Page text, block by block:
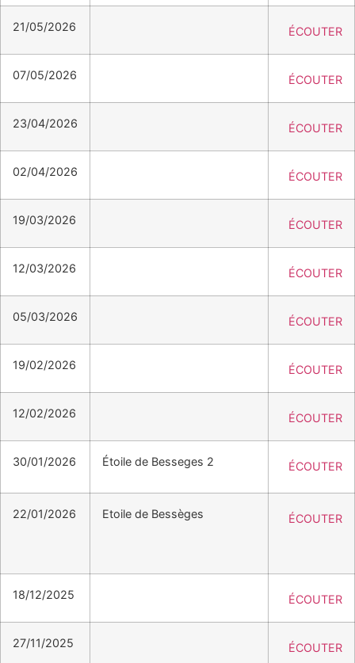
21/05/2026 ÉCOUTER
07/05/2026 ÉCOUTER
23/04/2026 ÉCOUTER
02/04/2026 ÉCOUTER
19/03/2026 ÉCOUTER
12/03/2026 ÉCOUTER
05/03/2026 ÉCOUTER
19/02/2026 ÉCOUTER
12/02/2026 ÉCOUTER
30/01/2026 Étoile de Besseges 2 ÉCOUTER
22/01/2026 Etoile de Bessèges ÉCOUTER
18/12/2025 ÉCOUTER
27/11/2025 ÉCOUTER